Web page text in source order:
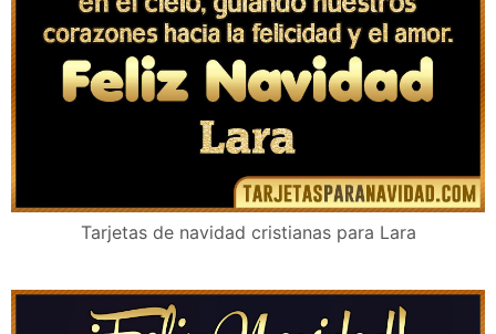
Tarjetas de navidad cristianas para Lara